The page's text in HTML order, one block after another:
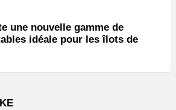
une nouvelle gamme de
idéale pour les îlots de